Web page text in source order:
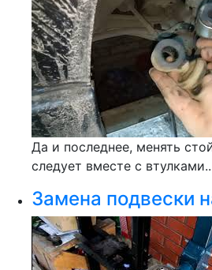
Да и последнее, менять
следует вместе с
Замена подвески